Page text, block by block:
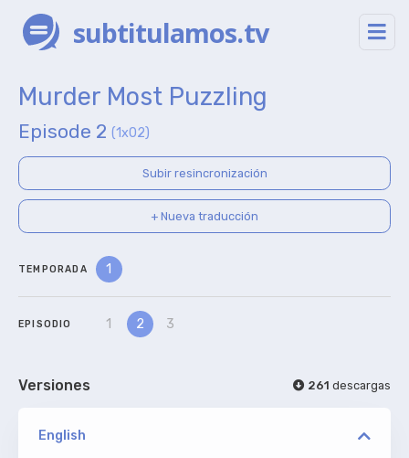
subtitulamos.tv
Murder Most Puzzling
Episode 2 (1x02)
Subir resincronización
+ Nueva traducción
TEMPORADA 1
EPISODIO 1 2 3
Versiones 261 descargas
English